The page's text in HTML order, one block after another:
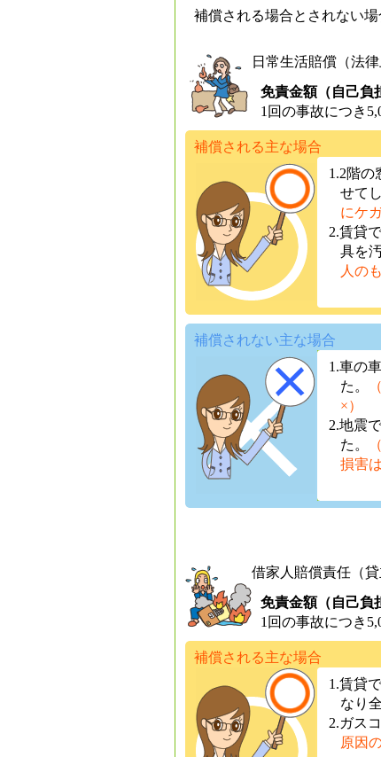
補償される場合とされない
日常生活賠償（法
免責金額（自己負
1回の事故につき
補償される主な場合
1.2階の
せて
にケ
2.賃貸
具を
人の
補償されない主な場合
1.車の
た。
×）
2.地震
た。
損害は
借家人賠償責任（
免責金額（自己負
1回の事故につき
補償される主な場合
1.賃貸
なり
2.ガス
原因